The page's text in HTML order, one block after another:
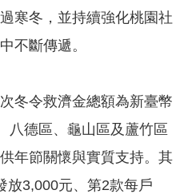
寒冬，並持續強化桃園社
不斷傳遞。
冬令救濟金總額為新臺幣
八德區、龜山區及蘆竹區
年節關懷與實質支持。其
放3,000元、第2款每戶